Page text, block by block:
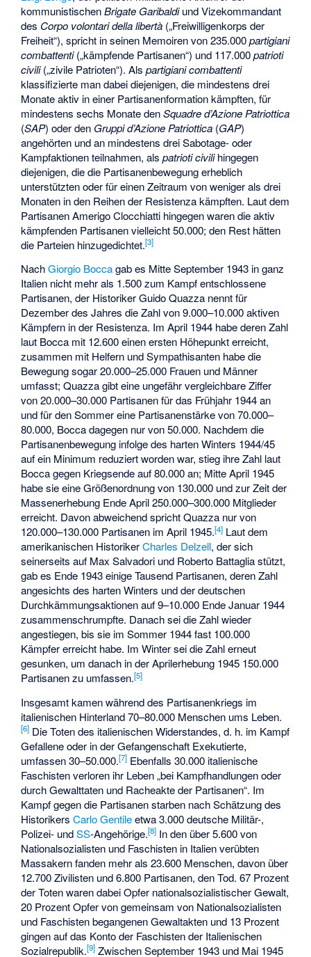
kommunistischenBrigate Garibaldiund Vizekommandant
des Corpo volontari della libertà („Freiwilligenkorps der
Freiheit“), spricht in seinen Memoiren von 235.000partigiani
combattenti(„kämpfende Partisanen“) und 117.000patrioti
civili(„zivile Patrioten“). Alspartigiani combattenti
klassifizierte man dabei diejenigen, die mindestens drei
Monate aktiv in einer Partisanenformation kämpften, für
mindestens sechs Monate denSquadre d’Azione Patriottica
(SAP) oder den Gruppi d’Azione Patriottica (GAP)
angehörten und an mindestens drei Sabotage- oder
Kampfaktionen teilnahmen, alspatrioti civilihingegen
diejenigen, die die Partisanenbewegung erheblich
unterstützten oder für einen Zeitraum von weniger als drei
Monaten in den Reihen der Resistenza kämpften. Laut dem
PartisanenAmerigo Clocchiatti hingegen waren die aktiv
kämpfenden Partisanen vielleicht 50.000; den Rest hätten
die Parteien hinzugedichtet.[3]
NachGiorgio Boccagab es Mitte September 1943 in ganz
Italien nicht mehr als 1.500 zum Kampf entschlossene
Partisanen, der HistorikerGuido Quazza nennt für
Dezember des Jahres die Zahl von 9.000–10.000 aktiven
Kämpfern in der Resistenza. Im April 1944 habe deren Zahl
laut Bocca mit 12.600 einen ersten Höhepunkt erreicht,
zusammen mit Helfern und Sympathisanten habe die
Bewegung sogar 20.000–25.000 Frauen und Männer
umfasst; Quazza gibt eine ungefähr vergleichbare Ziffer
von 20.000–30.000 Partisanen für das Frühjahr 1944 an
und für den Sommer eine Partisanenstärke von 70.000–
80.000, Bocca dagegen nur von 50.000. Nachdem die
Partisanenbewegung infolge des harten Winters 1944/45
auf ein Minimum reduziert worden war, stieg ihre Zahl laut
Bocca gegen Kriegsende auf 80.000 an; Mitte April 1945
habe sie eine Größenordnung von 130.000 und zur Zeit der
Massenerhebung Ende April 250.000–300.000 Mitglieder
erreicht. Davon abweichend spricht Quazza nur von
120.000–130.000 Partisanen im April 1945.[4] Laut dem
amerikanischen HistorikerCharles Delzell, der sich
seinerseits auf Max Salvadori und Roberto Battagliastützt,
gab es Ende 1943 einige Tausend Partisanen, deren Zahl
angesichts des harten Winters und der deutschen
Durchkämmungsaktionen auf 9–10.000 Ende Januar 1944
zusammenschrumpfte. Danach sei die Zahl wieder
angestiegen, bis sie im Sommer 1944 fast 100.000
Kämpfer erreicht habe. Im Winter sei die Zahl erneut
gesunken, um danach in der Aprilerhebung 1945 150.000
Partisanen zu umfassen.[5]
Insgesamt kamen während des Partisanenkriegs im
italienischen Hinterland 70–80.000 Menschen ums Leben.
[6] Die Toten des italienischen Widerstandes, d. h. im Kampf
Gefallene oder in der Gefangenschaft Exekutierte,
umfassen 30–50.000.[7] Ebenfalls 30.000 italienische
Faschisten verloren ihr Leben „bei Kampfhandlungen oder
durch Gewalttaten und Racheakte der Partisanen“. Im
Kampf gegen die Partisanen starben nach Schätzung des
HistorikersCarlo Gentileetwa 3.000 deutsche Militär-,
Polizei- undSS-Angehörige.[8] In den über 5.600 von
Nationalsozialisten und Faschisten in Italien verübten
Massakern fanden mehr als 23.600 Menschen, davon über
12.700 Zivilisten und 6.800 Partisanen, den Tod. 67 Prozent
der Toten waren dabei Opfer nationalsozialistischer Gewalt,
20 Prozent Opfer von gemeinsam von Nationalsozialisten
und Faschisten begangenen Gewaltakten und 13 Prozent
gingen auf das Konto der Faschisten der Italienischen
Sozialrepublik.[9] Zwischen September 1943 und Mai 1945